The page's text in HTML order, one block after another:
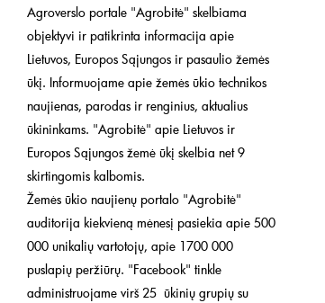
Agroverslo portale "Agrobitė" skelbiama
objektyvi ir patikrinta informacija apie
Lietuvos, Europos Sąjungos ir pasaulio žemės
ūkį. Informuojame apie žemės ūkio technikos
naujienas, parodas ir renginius, aktualius
ūkininkams. "Agrobitė" apie Lietuvos ir
Europos Sąjungos žemė ūkį skelbia net 9
skirtingomis kalbomis.
Žemės ūkio naujienų portalo "Agrobitė"
auditorija kiekvieną mėnesį pasiekia apie 500
000 unikalių vartotojų, apie 1700 000
puslapių peržiūrų. "Facebook" tinkle
administruojame virš 25 ūkinių grupių su